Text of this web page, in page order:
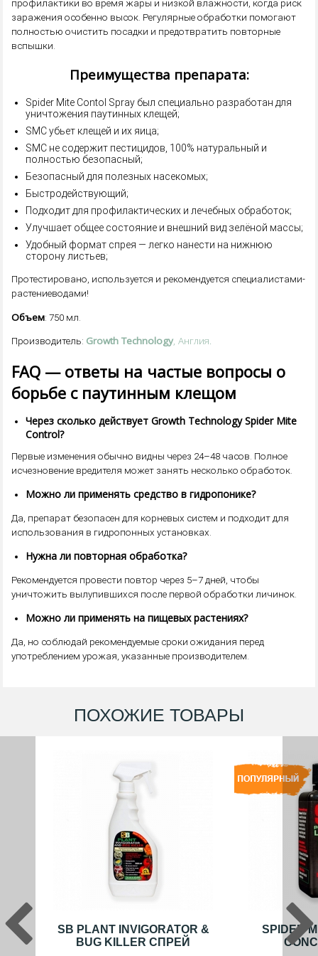
профилактики во время жары и низкой влажности, когда риск
заражения особенно высок. Регулярные обработки помогают
полностью очистить посадки и предотвратить повторные
вспышки.
Преимущества препарата:
Spider Mite Contol Spray был специально разработан для
уничтожения паутинных клещей;
SMC убьет клещей и их яица;
SMC не содержит пестицидов, 100% натуральный и
полностью безопасный;
Безопасный для полезных насекомых;
Быстродействующий;
Подходит для профилактических и лечебных обработок;
Улучшает общее состояние и внешний вид зелёной массы;
Удобный формат спрея — легко нанести на нижнюю
сторону листьев;
Протестировано, используется и рекомендуется специалистами-
растениеводами!
Объем: 750 мл.
Производитель: Growth Technology, Англия.
FAQ — ответы на частые вопросы о
борьбе с паутинным клещом
Через сколько действует Growth Technology Spider Mite
Control?
Первые изменения обычно видны через 24–48 часов. Полное
исчезновение вредителя может занять несколько обработок.
Можно ли применять средство в гидропонике?
Да, препарат безопасен для корневых систем и подходит для
использования в гидропонных установках.
Нужна ли повторная обработка?
Рекомендуется провести повтор через 5–7 дней, чтобы
уничтожить вылупившихся после первой обработки личинок.
Можно ли применять на пищевых растениях?
Да, но соблюдай рекомендуемые сроки ожидания перед
употреблением урожая, указанные производителем.
ПОХОЖИЕ ТОВАРЫ
SB PLANT INVIGORATOR &
BUG KILLER СПРЕЙ
SPIDER